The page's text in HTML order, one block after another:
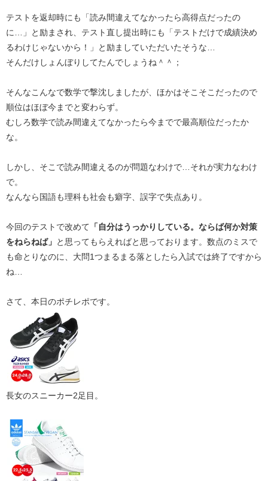
テストを返却時にも「読み間違えてなかったら高得点だったの
に…」と励まされ、テスト直し提出時にも「テストだけで成績決め
るわけじゃないから！」と励ましていただいたそうな…
そんだけしょんぼりしてたんでしょうね＾＾；
そんなこんなで数学で撃沈しましたが、ほかはそこそこだったので
順位はほぼ今までと変わらず。
むしろ数学で読み間違えてなかったら今までで最高順位だったか
な。
しかし、そこで読み間違えるのが問題なわけで…それが実力なわけ
で。
なんなら国語も理科も社会も癖字、誤字で失点あり。
今回のテストで改めて 「自分はうっかりしている。ならば何か対策
をねらねば」 と思ってもらえればと思っております。数点のミスで
も命とりなのに、大問1つまるまる落としたら入試では終了ですから
ね…
さて、本日のポチレポです。
長女のスニーカー2足目。